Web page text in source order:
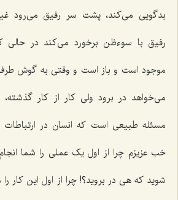
بدگویی می‌کند، پشت سر رفیق می‌رود
رفیق با سوءظن برخورد می‌کند در
موجود است و باز است و وقتی به گوش
می‌خواهد در برود ولی کار از کار
مسئله طبیعی است که انسان در
خب عزیزم چرا از اول یک عملی را شما
شوید که هی در بروید؟! چرا از اول این کار